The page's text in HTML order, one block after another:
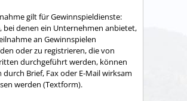
gilt für Gewinnspieldienste:
bei denen ein Unternehmen anbietet,
an Gewinnspielen
oder zu registrieren, die von
durchgeführt werden, können
durch Brief, Fax oder E-Mail wirksam
werden (Textform).